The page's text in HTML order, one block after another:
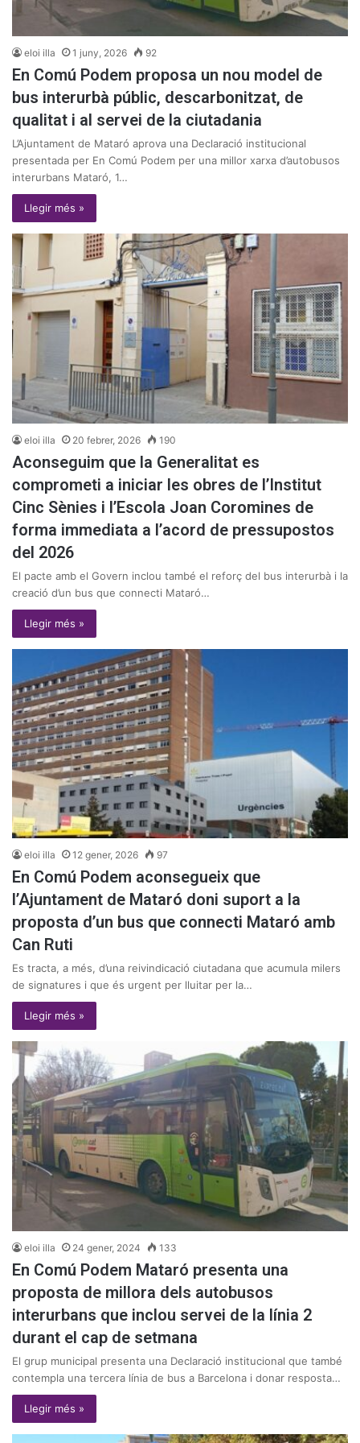
eloi illa 1 juny, 2026 92
En Comú Podem proposa un nou model de
bus interurbà públic, descarbonitzat, de
qualitat i al servei de la ciutadania
L’Ajuntament de Mataró aprova una Declaració institucional
presentada per En Comú Podem per una millor xarxa d’autobusos
interurbans Mataró, 1…
Llegir més »
eloi illa 20 febrer, 2026 190
Aconseguim que la Generalitat es
comprometi a iniciar les obres de l’Institut
Cinc Sènies i l’Escola Joan Coromines de
forma immediata a l’acord de pressupostos
del 2026
El pacte amb el Govern inclou també el reforç del bus interurbà i la
creació d’un bus que connecti Mataró…
Llegir més »
eloi illa 12 gener, 2026 97
En Comú Podem aconsegueix que
l’Ajuntament de Mataró doni suport a la
proposta d’un bus que connecti Mataró amb
Can Ruti
Es tracta, a més, d’una reivindicació ciutadana que acumula milers
de signatures i que és urgent per lluitar per la…
Llegir més »
eloi illa 24 gener, 2024 133
En Comú Podem Mataró presenta una
proposta de millora dels autobusos
interurbans que inclou servei de la línia 2
durant el cap de setmana
El grup municipal presenta una Declaració institucional que també
contempla una tercera línia de bus a Barcelona i donar resposta…
Llegir més »